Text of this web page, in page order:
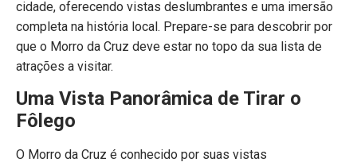
cidade, oferecendo vistas deslumbrantes e uma imersão
completa na história local. Prepare-se para descobrir por
que o Morro da Cruz deve estar no topo da sua lista de
atrações a visitar.
Uma Vista Panorâmica de Tirar o
Fôlego
O Morro da Cruz é conhecido por suas vistas